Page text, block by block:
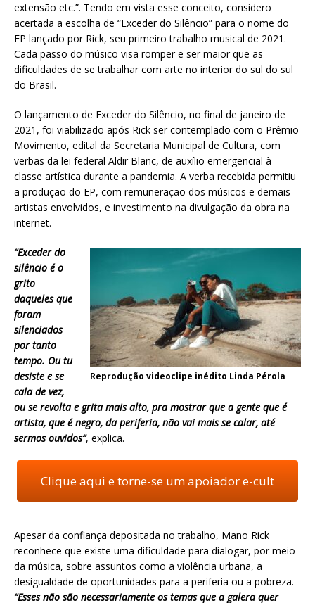
extensão etc.”. Tendo em vista esse conceito, considero
acertada a escolha de “Exceder do Silêncio” para o nome do
EP lançado por Rick, seu primeiro trabalho musical de 2021.
Cada passo do músico visa romper e ser maior que as
dificuldades de se trabalhar com arte no interior do sul do sul
do Brasil.
O lançamento de Exceder do Silêncio, no final de janeiro de
2021, foi viabilizado após Rick ser contemplado com o Prêmio
Movimento, edital da Secretaria Municipal de Cultura, com
verbas da lei federal Aldir Blanc, de auxílio emergencial à
classe artística durante a pandemia. A verba recebida permitiu
a produção do EP, com remuneração dos músicos e demais
artistas envolvidos, e investimento na divulgação da obra na
internet.
Reprodução videoclipe inédito Linda Pérola
“Exceder do
silêncio é o
grito
daqueles que
foram
silenciados
por tanto
tempo. Ou tu
desiste e se
cala de vez,
ou se revolta e grita mais alto, pra mostrar que a gente que é
artista, que é negro, da periferia, não vai mais se calar, até
sermos ouvidos”, explica.
Clique aqui e torne-se um apoiador e-cult
Apesar da confiança depositada no trabalho, Mano Rick
reconhece que existe uma dificuldade para dialogar, por meio
da música, sobre assuntos como a violência urbana, a
desigualdade de oportunidades para a periferia ou a pobreza.
“Esses não são necessariamente os temas que a galera quer